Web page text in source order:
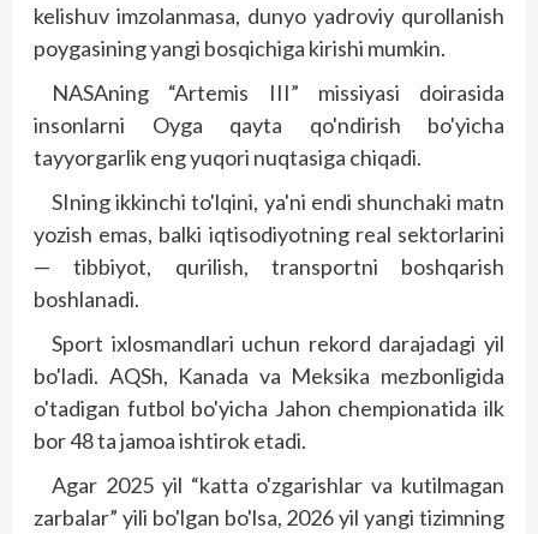
kelishuv imzolanmasa, dunyo yadroviy qurollanish
poygasining yangi bosqichiga kirishi mumkin.
NASAning “Artemis III” missiyasi doirasida
insonlarni Oyga qayta qo'ndirish bo'yicha
tayyorgarlik eng yuqori nuqtasiga chiqadi.
SIning ikkinchi to'lqini, ya'ni endi shunchaki matn
yozish emas, balki iqtisodiyotning real sektorlarini
— tibbiyot, qurilish, transportni boshqarish
boshlanadi.
Sport ixlosmandlari uchun rekord darajadagi yil
bo'ladi. AQSh, Kanada va Meksika mezbonligida
o'tadigan futbol bo'yicha Jahon chempionatida ilk
bor 48 ta jamoa ishtirok etadi.
Agar 2025 yil “katta o'zgarishlar va kutilmagan
zarbalar” yili bo'lgan bo'lsa, 2026 yil yangi tizimning